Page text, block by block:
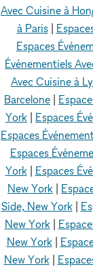
Avec Cuisine à
à Paris|
Espaces
Événementiels
Avec Cuisine à
Barcelone
York
Espaces
Espaces
Espaces
York| Espaces
New York
Side, New York|
New York|
New York|
New York|